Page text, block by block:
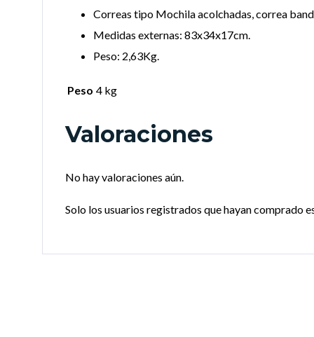
Correas tipo Mochila acolchadas, correa
Medidas externas: 83x34x17cm.
Peso: 2,63Kg.
Peso 4 kg
Valoraciones
No hay valoraciones aún.
Solo los usuarios registrados que hayan comprado